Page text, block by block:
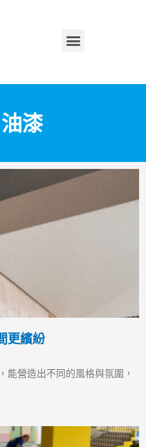
漆
更繽紛
能營造出不同的風格與氛圍，